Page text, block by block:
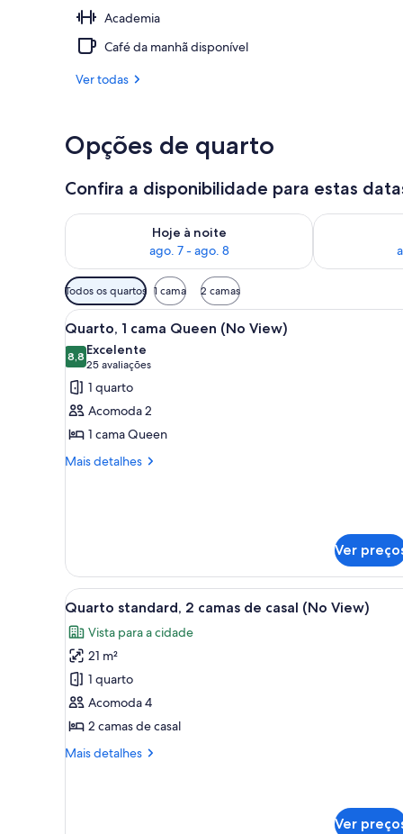
Academia
Café da manhã disponível
Ver todas
Opções de quarto
Confira a disponibilidade para estas
Hoje à noite
ago. 7 - ago. 8
Verifica a disponibilidade para esta noite, ago. 7 -
Verifica a
Filtros
disponíveis
para
os
quartos
Todos os quartos 1 cama 2 camas
Carrega
todas
as
fotos
de
Quarto,
1
cama
Quarto de hotel com uma
5
Quarto, 1 cama Queen (No View)
8,88,8 de 10
Excelente
25 avaliações
(25
avaliações)
1 quarto
Acomoda 2
1 cama Queen
Mais detalhes
Mais
(No
View)
Ver
Carrega
todas
as
fotos
de
Quarto
standard,
camas
Quarto de hotel com duas
4
Quarto standard, 2 camas de casal (No View)
Vista para a cidade
21 m²
1 quarto
Acomoda 4
2 camas de casal
Mais detalhes
Mais
Ver